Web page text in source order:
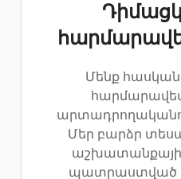
Մենք
Մեր բարձր
պատրաստված է